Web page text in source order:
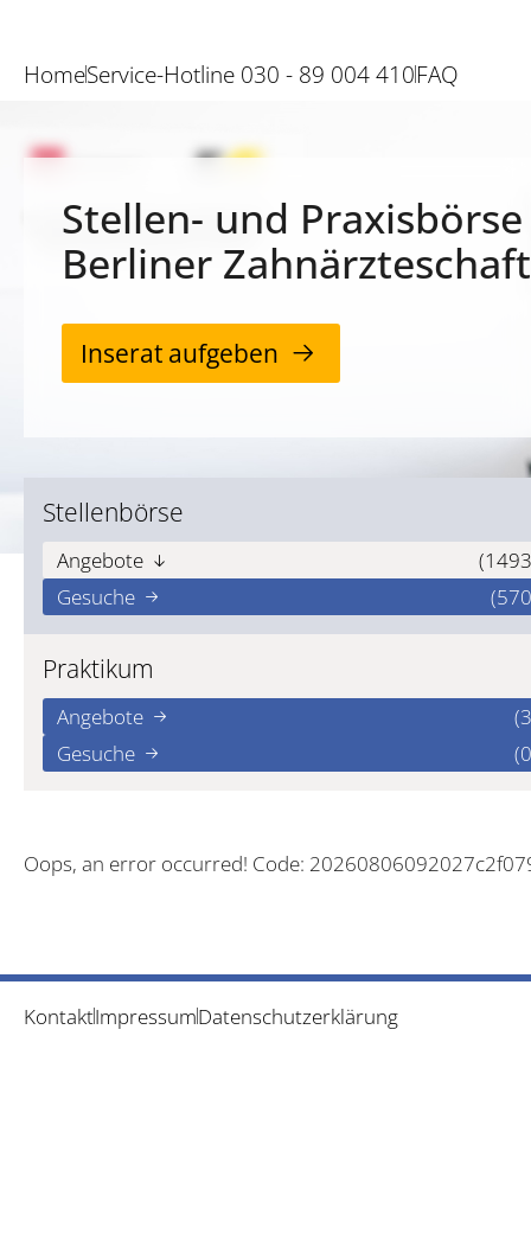
HomeService-Hotline 030 - 89 004 410FAQ
Stellen- und
Berliner Zahnärzteschaft
Inserat aufgeben
Stellenbörse
Angebote
Gesuche
Praktikum
Angebote
Gesuche
Oops, an error occurred! Code:
KontaktImpressumDatenschutzerklärung